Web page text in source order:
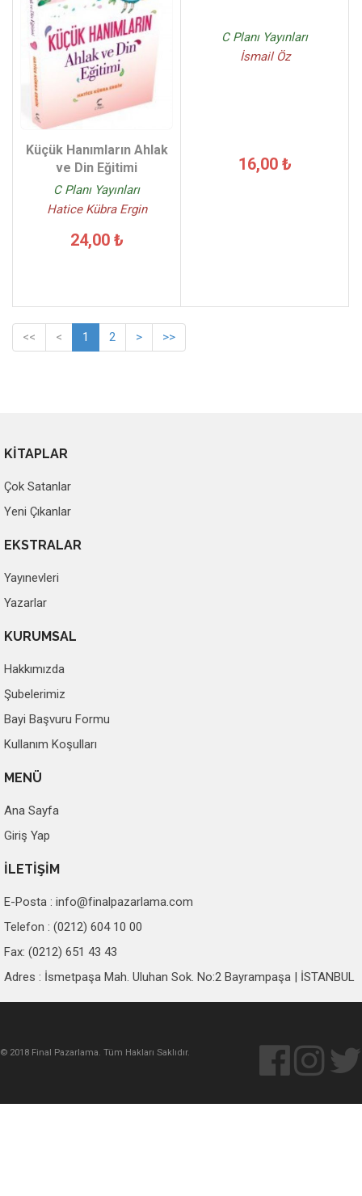
Küçük Hanımların Ahlak
ve Din Eğitimi
C Planı Yayınları
Hatice Kübra Ergin
24,00 ₺
C Planı Yayınları
İsmail Öz
16,00 ₺
<< < 1 2 > >>
KİTAPLAR
Çok Satanlar
Yeni Çıkanlar
EKSTRALAR
Yayınevleri
Yazarlar
KURUMSAL
Hakkımızda
Şubelerimiz
Bayi Başvuru Formu
Kullanım Koşulları
MENÜ
Ana Sayfa
Giriş Yap
İLETİŞİM
E-Posta : info@finalpazarlama.com
Telefon : (0212) 604 10 00
Fax: (0212) 651 43 43
Adres : İsmetpaşa Mah. Uluhan Sok. No:2 Bayrampaşa | İSTANBUL
© 2018 Final Pazarlama. Tüm Hakları Saklıdır.